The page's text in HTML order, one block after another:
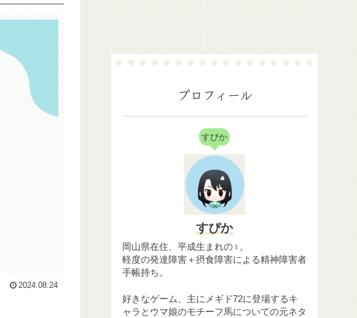
2024.08.24
プロフィール
すぴか
すぴか
岡山県在住、平成生まれの♀。
軽度の発達障害＋摂食障害による精神障害者
手帳持ち。
好きなゲーム、主にメギド72に登場するキ
ャラとウマ娘のモチーフ馬についての元ネタ